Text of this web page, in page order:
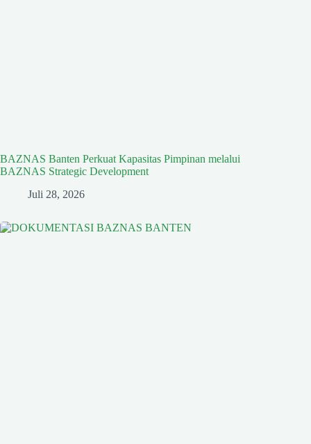
BAZNAS Banten Perkuat Kapasitas Pimpinan melalui
BAZNAS Strategic Development
Juli 28, 2026